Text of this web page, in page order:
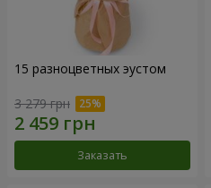
15 разноцветных эустом
3 279 грн
Заказать